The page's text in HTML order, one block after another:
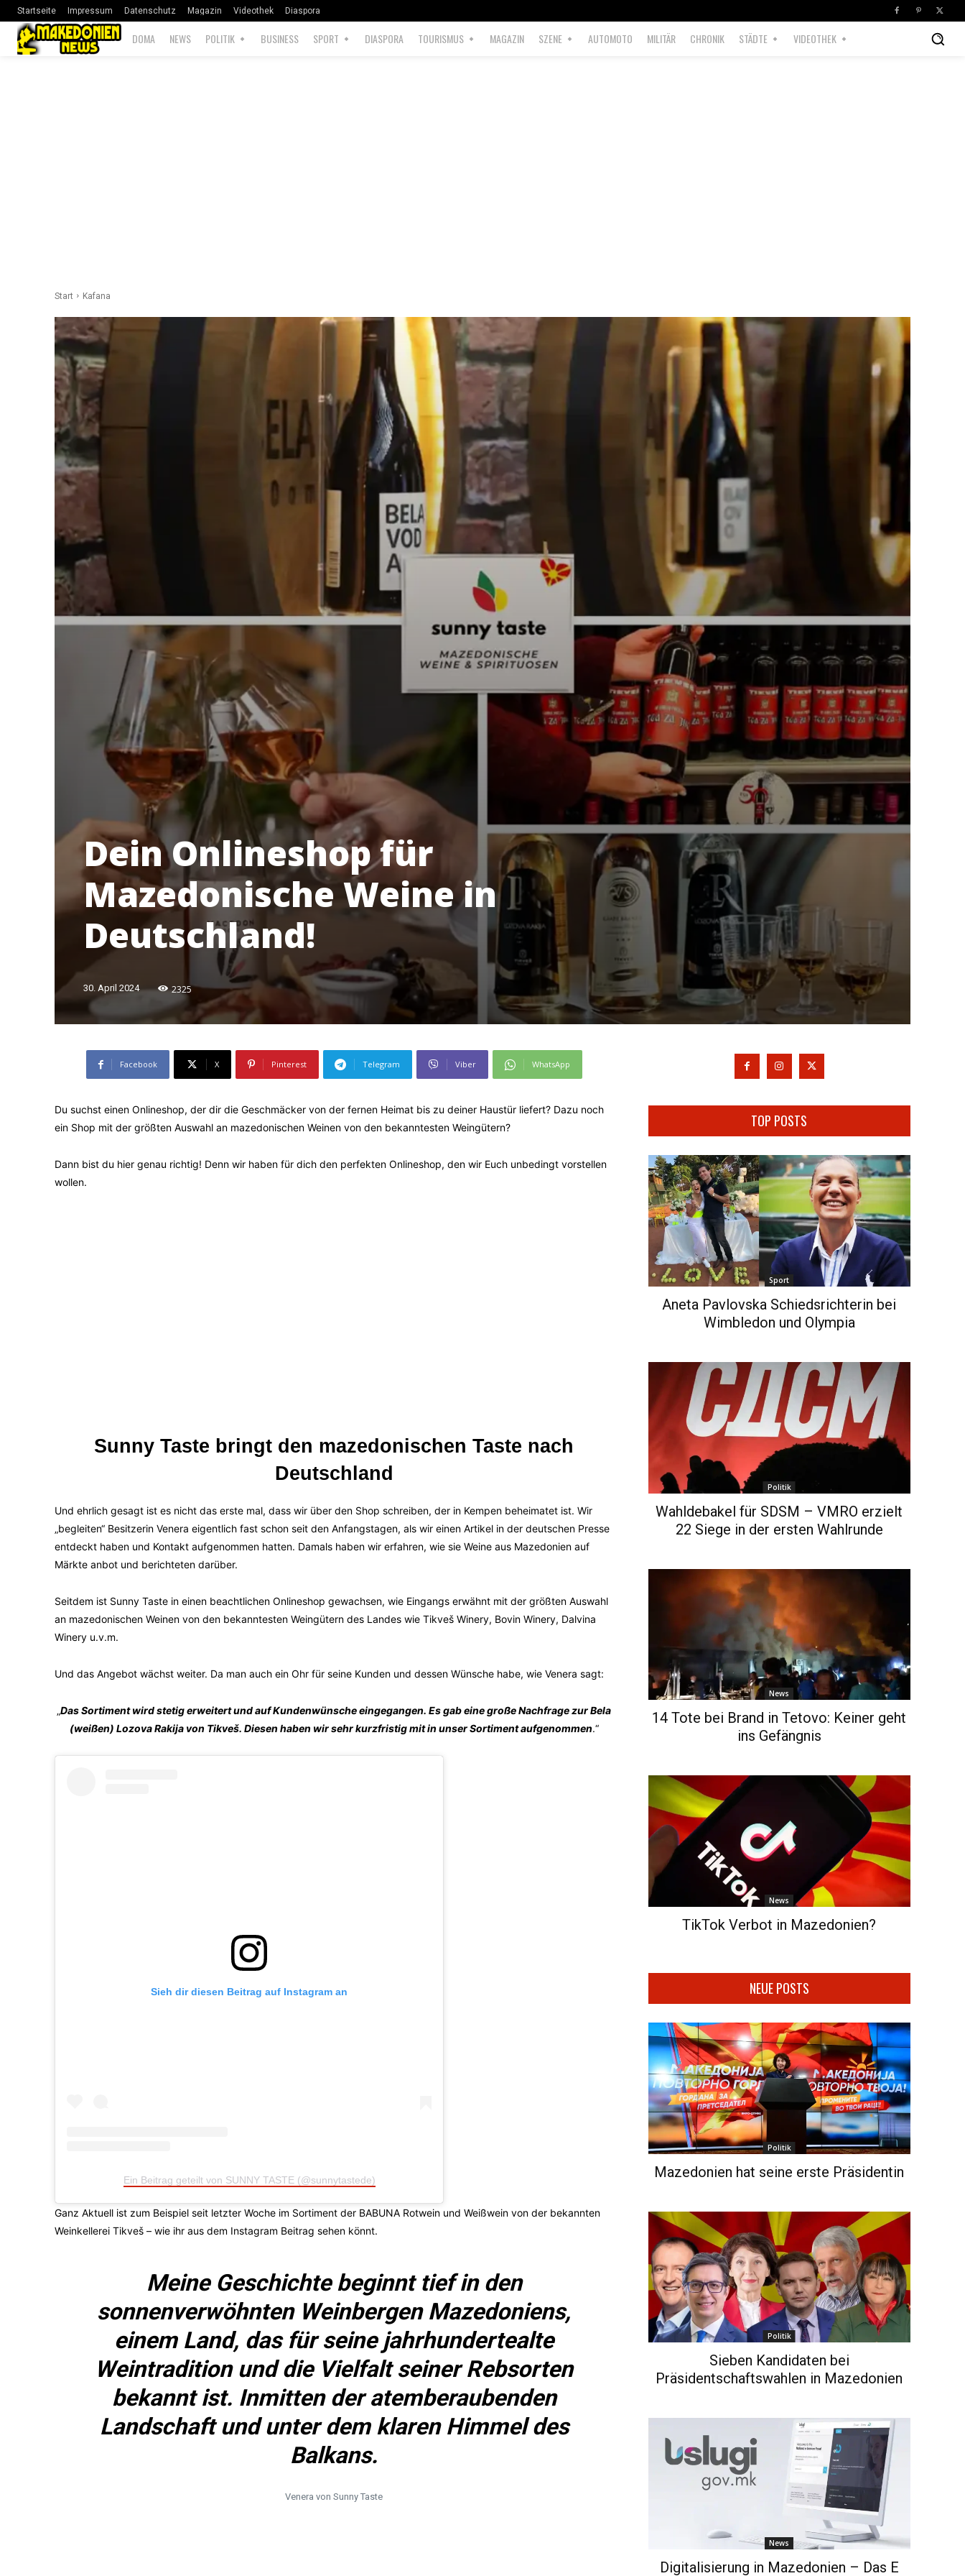
Startseite Impressum Datenschutz Magazin Videothek Diaspora
DOMA NEWS POLITIK BUSINESS SPORT DIASPORA TOURISMUS MAGAZIN SZENE AUTOMOTO MILITÄR CHRONIK STÄDTE VIDEOTHEK
Start Kafana
Dein Onlineshop für
Mazedonische Weine in
Deutschland!
30. April 2024 2325
Facebook X Pinterest Telegram Viber WhatsApp
Du suchst einen Onlineshop, der dir die Geschmäcker von der fernen Heimat bis zu deiner Haustür liefert? Dazu noch
ein Shop mit der größten Auswahl an mazedonischen Weinen von den bekanntesten Weingütern?
Dann bist du hier genau richtig! Denn wir haben für dich den perfekten Onlineshop, den wir Euch unbedingt vorstellen
wollen.
Sunny Taste bringt den mazedonischen Taste nach
Deutschland
Und ehrlich gesagt ist es nicht das erste mal, dass wir über den Shop schreiben, der in Kempen beheimatet ist. Wir
„begleiten“ Besitzerin Venera eigentlich fast schon seit den Anfangstagen, als wir einen Artikel in der deutschen Presse
entdeckt haben und Kontakt aufgenommen hatten. Damals haben wir erfahren, wie sie Weine aus Mazedonien auf
Märkte anbot und berichteten darüber.
Seitdem ist Sunny Taste in einen beachtlichen Onlineshop gewachsen, wie Eingangs erwähnt mit der größten Auswahl
an mazedonischen Weinen von den bekanntesten Weingütern des Landes wie Tikveš Winery, Bovin Winery, Dalvina
Winery u.v.m.
Und das Angebot wächst weiter. Da man auch ein Ohr für seine Kunden und dessen Wünsche habe, wie Venera sagt:
„Das Sortiment wird stetig erweitert und auf Kundenwünsche eingegangen. Es gab eine große Nachfrage zur Bela
(weißen) Lozova Rakija von Tikveš. Diesen haben wir sehr kurzfristig mit in unser Sortiment aufgenommen.“
Sieh dir diesen Beitrag auf Instagram an
Ein Beitrag geteilt von SUNNY TASTE (@sunnytastede)
Ganz Aktuell ist zum Beispiel seit letzter Woche im Sortiment der BABUNA Rotwein und Weißwein von der bekannten
Weinkellerei Tikveš – wie ihr aus dem Instagram Beitrag sehen könnt.
Meine Geschichte beginnt tief in den
sonnenverwöhnten Weinbergen Mazedoniens,
einem Land, das für seine jahrhundertealte
Weintradition und die Vielfalt seiner Rebsorten
bekannt ist. Inmitten der atemberaubenden
Landschaft und unter dem klaren Himmel des
Balkans.
Venera von Sunny Taste
TOP POSTS
Sport
Aneta Pavlovska Schiedsrichterin bei
Wimbledon und Olympia
Politik
Wahldebakel für SDSM – VMRO erzielt
22 Siege in der ersten Wahlrunde
News
14 Tote bei Brand in Tetovo: Keiner geht
ins Gefängnis
News
TikTok Verbot in Mazedonien?
NEUE POSTS
Politik
Mazedonien hat seine erste Präsidentin
Politik
Sieben Kandidaten bei
Präsidentschaftswahlen in Mazedonien
News
Digitalisierung in Mazedonien – Das E